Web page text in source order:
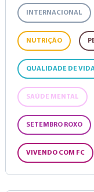
INTERNACIONAL
NUTRIÇÃO
QUALIDADE DE
SAÚDE MENTAL
SETEMBRO ROXO
VIVENDO COM FC